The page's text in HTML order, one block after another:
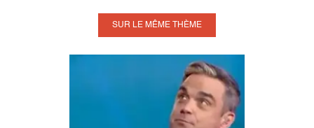
SUR LE MÊME THÈME